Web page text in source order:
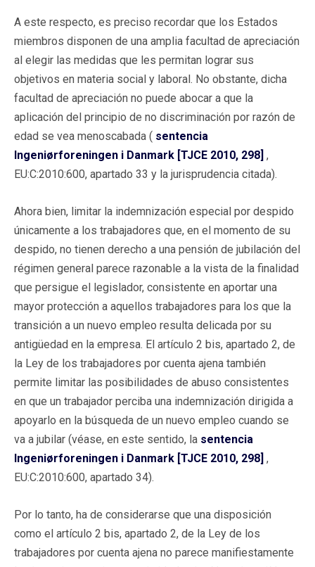
A este respecto, es preciso recordar que los Estados
miembros disponen de una amplia facultad de apreciación
al elegir las medidas que les permitan lograr sus
objetivos en materia social y laboral. No obstante, dicha
facultad de apreciación no puede abocar a que la
aplicación del principio de no discriminación por razón de
edad se vea menoscabada ( sentencia
Ingeniørforeningen i Danmark [TJCE 2010, 298] ,
EU:C:2010:600, apartado 33 y la jurisprudencia citada).
Ahora bien, limitar la indemnización especial por despido
únicamente a los trabajadores que, en el momento de su
despido, no tienen derecho a una pensión de jubilación del
régimen general parece razonable a la vista de la finalidad
que persigue el legislador, consistente en aportar una
mayor protección a aquellos trabajadores para los que la
transición a un nuevo empleo resulta delicada por su
antigüedad en la empresa. El artículo 2 bis, apartado 2, de
la Ley de los trabajadores por cuenta ajena también
permite limitar las posibilidades de abuso consistentes
en que un trabajador perciba una indemnización dirigida a
apoyarlo en la búsqueda de un nuevo empleo cuando se
va a jubilar (véase, en este sentido, la sentencia
Ingeniørforeningen i Danmark [TJCE 2010, 298] ,
EU:C:2010:600, apartado 34).
Por lo tanto, ha de considerarse que una disposición
como el artículo 2 bis, apartado 2, de la Ley de los
trabajadores por cuenta ajena no parece manifiestamente